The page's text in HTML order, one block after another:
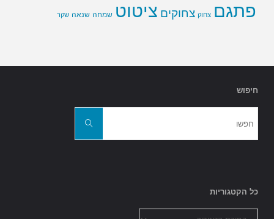
פתגם צחוק צחוקים ציטוט שמחה שנאה שקר
חיפוש
חפשו
כל הקטגוריות